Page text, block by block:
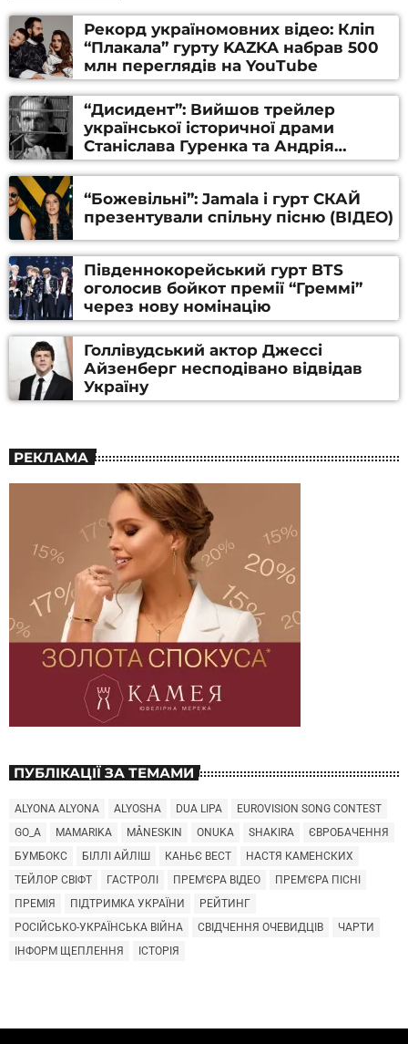
Рекорд україномовних відео: Кліп
“Плакала” гурту KAZKA набрав 500
млн переглядів на YouTube
“Дисидент”: Вийшов трейлер
української історичної драми
Станіслава Гуренка та Андрія
Алфьорова (ВІДЕО)
“Божевільні”: Jamala і гурт СКАЙ
презентували спільну пісню (ВІДЕО)
Південнокорейський гурт BTS
оголосив бойкот премії “Греммі”
через нову номінацію
Голлівудський актор Джессі
Айзенберг несподівано відвідав
Україну
РЕКЛАМА
ПУБЛІКАЦІЇ ЗА ТЕМАМИ
ALYONA ALYONA ALYOSHA DUA LIPA
EUROVISION SONG CONTEST
GO_A
MAMARIKA MÅNESKIN ONUKA SHAKIRA
ЄВРОБАЧЕННЯ
БУМБОКС
БІЛЛІ АЙЛІШ КАНЬЄ ВЕСТ
НАСТЯ КАМЕНСКИХ
ТЕЙЛОР СВІФТ
ГАСТРОЛІ ПРЕМ'ЄРА ВІДЕО
ПРЕМ'ЄРА ПІСНІ
ПРЕМІЯ
ПІДТРИМКА УКРАЇНИ
РЕЙТИНГ
РОСІЙСЬКО-УКРАЇНСЬКА ВІЙНА
СВІДЧЕННЯ ОЧЕВИДЦІВ
ЧАРТИ
ІНФОРМ ЩЕПЛЕННЯ
ІСТОРІЯ